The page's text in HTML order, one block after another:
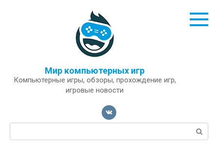
Мир компьютерных игр
Компьютерные игры, обзоры, прохождение игр,
игровые новости
Поиск: